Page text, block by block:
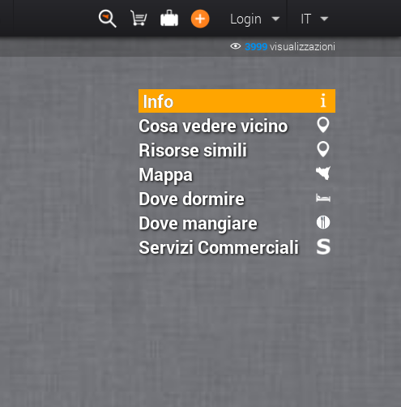
Login IT
3999visualizzazioni
Info
Cosa vedere vicino
Risorse simili
Mappa
Dove dormire
Dove mangiare
Servizi Commerciali